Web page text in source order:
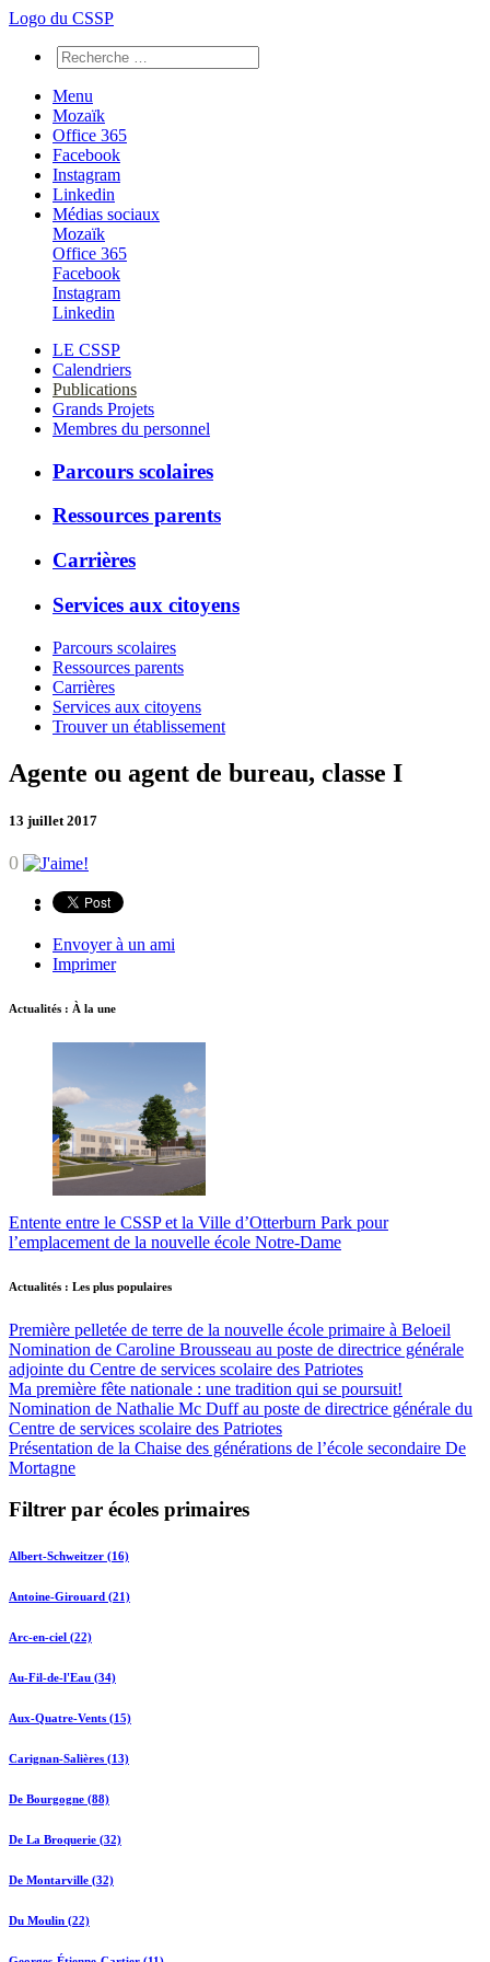
Logo du CSSP
Menu
Mozaïk
Office 365
Facebook
Instagram
Linkedin
Médias sociaux
Mozaïk
Office 365
Facebook
Instagram
Linkedin
LE CSSP
Calendriers
Publications
Grands Projets
Membres du personnel
Parcours scolaires
Ressources parents
Carrières
Services aux citoyens
Parcours scolaires
Ressources parents
Carrières
Services aux citoyens
Trouver un établissement
Agente ou agent de bureau, classe I
13 juillet 2017
0
Envoyer à un ami
Imprimer
Actualités : À la une
Entente entre le CSSP et la Ville d’Otterburn Park pour
l’emplacement de la nouvelle école Notre-Dame
Actualités : Les plus populaires
Première pelletée de terre de la nouvelle école primaire à Beloeil
Nomination de Caroline Brousseau au poste de directrice générale
adjointe du Centre de services scolaire des Patriotes
Ma première fête nationale : une tradition qui se poursuit!
Nomination de Nathalie Mc Duff au poste de directrice générale du
Centre de services scolaire des Patriotes
Présentation de la Chaise des générations de l’école secondaire De
Mortagne
Filtrer par écoles primaires
Albert-Schweitzer (16)
Antoine-Girouard (21)
Arc-en-ciel (22)
Au-Fil-de-l'Eau (34)
Aux-Quatre-Vents (15)
Carignan-Salières (13)
De Bourgogne (88)
De La Broquerie (32)
De Montarville (32)
Du Moulin (22)